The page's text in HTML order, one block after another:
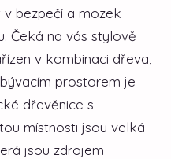
bezpečí a mozek
Čeká na vás stylově
v kombinaci dřeva,
prostorem je
dřevěnice s
místnosti jsou velká
jsou zdrojem